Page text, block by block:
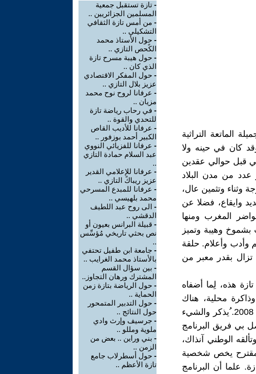
الماتعة التراثية
كان في حينه ولا
قبل حوالي عقدين
عدد من مدن البلاد
وثناء وتثمين عال،
وايقاع، فضلا عن
المغرب ومنها
وهيبة وتميز
وأعلام. حلقة
تزال بقدر معبر من
هذه، لِما أضفاه
محلية، هناك
الحاج محمد بلغيت رحمه الله الذي وافته المنية بتازة ربيع سنة 2008. ُيذكر والشيء
بي فريق البرنامج
الوطني آنذاك،
مقترح يخص شخصية
علما أن البرنامج
- تازة تستقبل جمعية
المسلمين الجزائريين ..
- من أمس تازة الثقافي
التشكيلي ..
- حول الأستاذ محمد
الكًحص التازي ..
- حول هيبة مسرح تازة
الذي كان ..
- حول المفكر الاقتصادي
عزيز بلال التازي ..
- عرفانا لروح نوح محمد
مزيان ..
- في رحاب رياضة تازة
للتحدي والقوة ..
- عرفانا للأديب القاص
الكبير أحمد بوزفور ..
- عرفانا للفزيائي النووي
عبد السلام حمادة التازي
..
- عرفانا للإعلامي القدير
عزيز ريباكً التازي ..
- عرفانا للمبدع المسرحي
محمد بلهيسي ..
- الى روح عبد اللطيف
الدقشي ..
- قبيلة البرانس بعيون أو
نص بحثي تاريخي مُؤسِّس
..
- جامعة ابن طفيل تحتفي
بالأستاذ محمد الغرايب ..
- بين سؤال القسم
المشترك ورهان التجاوز..
- حول الرياضة بتازة زمن
الحماية ..
- حول التدبير المتمحور
حول النتائج ..
- جرسيف وإرث وادي
ملوية ومللو ..
- بني وراين .. بعض من
الزمن ..
- حول أسطرلاب جامع
تازة الأعظم ..